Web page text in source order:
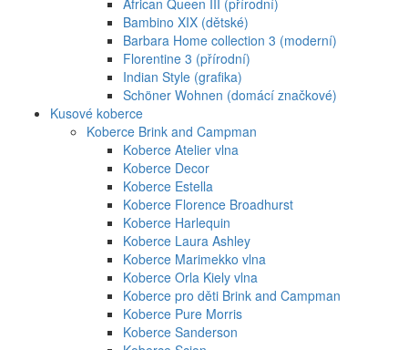
African Queen III (přírodní)
Bambino XIX (dětské)
Barbara Home collection 3 (moderní)
Florentine 3 (přírodní)
Indian Style (grafika)
Schöner Wohnen (domácí značkové)
Kusové koberce
Koberce Brink and Campman
Koberce Atelier vlna
Koberce Decor
Koberce Estella
Koberce Florence Broadhurst
Koberce Harlequin
Koberce Laura Ashley
Koberce Marimekko vlna
Koberce Orla Kiely vlna
Koberce pro děti Brink and Campman
Koberce Pure Morris
Koberce Sanderson